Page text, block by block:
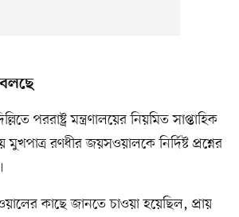
পররাষ্ট্র মন্ত্রণালয়ের নিয়মিত সাপ্তাহিক
মুখপাত্র রণধীর জয়সওয়ালকে নির্দিষ্ট প্রশ্নের
কাছে জানতে চাওয়া হয়েছিল, প্রায়